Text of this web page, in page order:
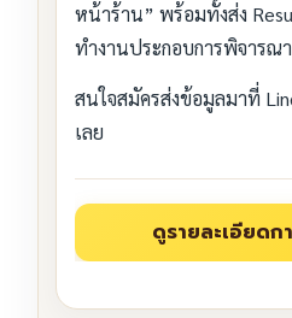
หน้าร้าน” พร้อมทั้งส่ง
ทำงานประกอบการพิจารณา
สนใจสมัครส่งข้อมูลมาที่
เลย